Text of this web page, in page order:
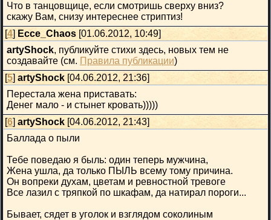
Что в танцовщице, если смотришь сверху вниз?
скажу Вам, снизу интереснее стриптиз!
[4] Ecce_Chaos [01.06.2012, 10:49]
artyShock, публикуйте стихи здесь, новых тем не
создавайте (см. Правила публикации)
[5] artyShock [04.06.2012, 21:36]
Перестала жена приставать:
Денег мало - и стынет кровать)))))
[6] artyShock [04.06.2012, 21:43]
Баллада о пыли
Тебе поведаю я быль: один теперь мужчина,
Жена ушла, да только ПЫЛЬ всему тому причина.
Он вопреки духам, цветам и ревностной тревоге
Все лазил с тряпкой по шкафам, да натирал пороги...
Бывает, сядет в уголок и взглядом соколиным